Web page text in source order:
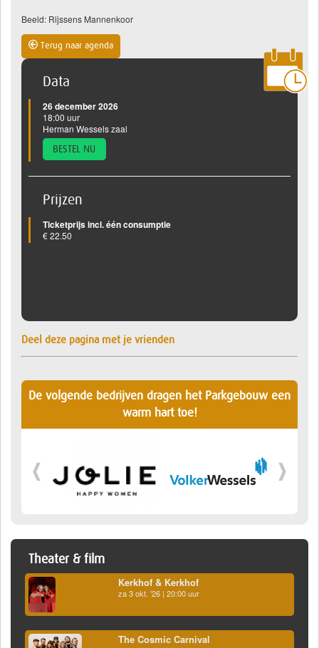
Beeld: Rijssens Mannenkoor
Terug naar agenda
Data
26 december 2026
18:00 uur
Herman Wessels zaal
BESTEL NU
Prijzen
Ticketprijs incl. één consumptie
€ 22.50
Deel deze pagina met je vrienden
De volgende bedrijven dragen het Parkgebouw een
warm hart toe!
Theater & film
Kerkhof & Kerkhof
za 3 okt. '26 | 20:00 uur
The Cosmic Carnival